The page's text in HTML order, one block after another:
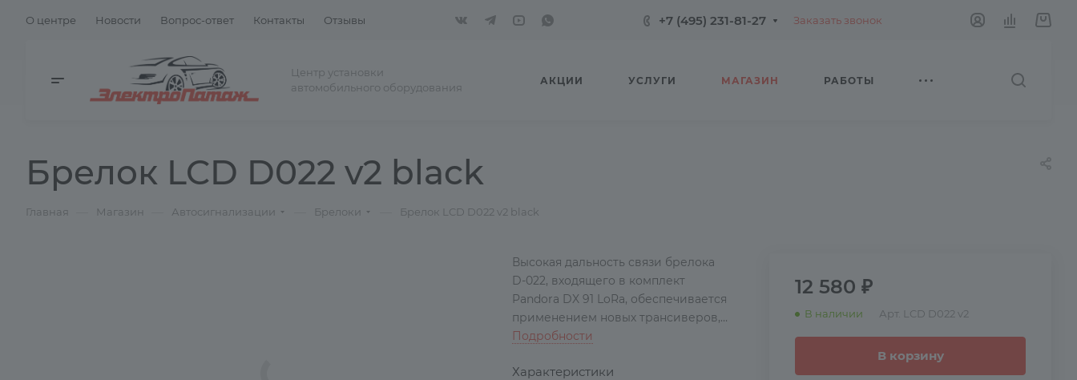
О центре Новости Вопрос-ответ Контакты Отзывы +7 (495) 231-81-27 Заказать звонок
Центр установки
автомобильного оборудования
АКЦИИ УСЛУГИ МАГАЗИН РАБОТЫ
Брелок LCD D022 v2 black
Главная Магазин Автосигнализации Брелоки Брелок LCD D022 v2 black
12 580 ₽
В наличии Арт. LCD D022 v2
В корзину
Высокая дальность связи брелока
D-022, входящего в комплект
Pandora DX 91 LoRa, обеспечивается
применением новых трансиверов,
использующих LoRa-модуляцию.
Подробности
Характеристики